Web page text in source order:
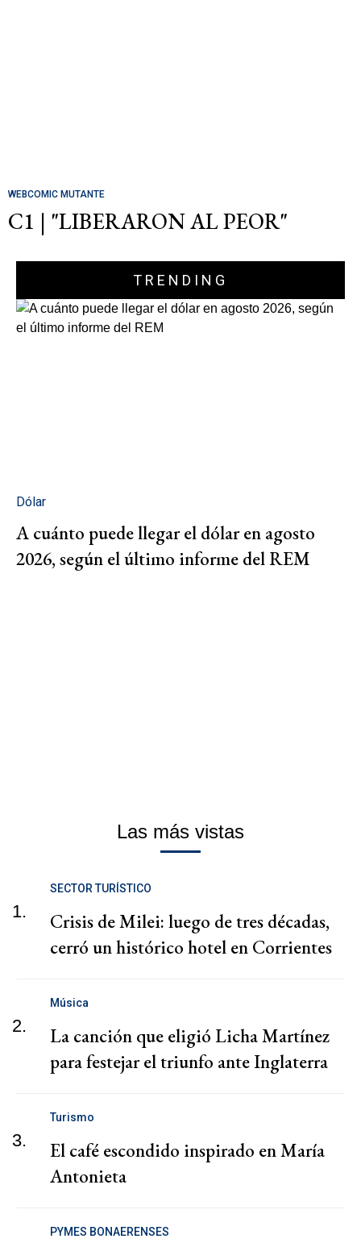
WEBCOMIC MUTANTE
C1 | "LIBERARON AL PEOR"
TRENDING
Dólar
A cuánto puede llegar el dólar en agosto
2026, según el último informe del REM
Las más vistas
1.
SECTOR TURÍSTICO
Crisis de Milei: luego de tres décadas,
cerró un histórico hotel en Corrientes
2.
Música
La canción que eligió Licha Martínez
para festejar el triunfo ante Inglaterra
3.
Turismo
El café escondido inspirado en María
Antonieta
PYMES BONAERENSES